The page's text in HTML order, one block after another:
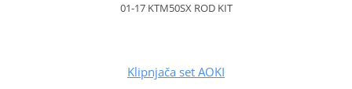
01-17 KTM50SX ROD KIT
Klipnjača set AOKI